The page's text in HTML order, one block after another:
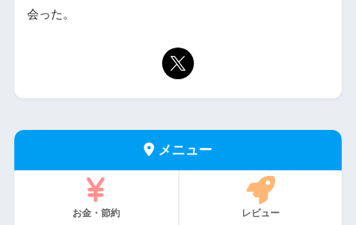
会った。
メニュー
お金・節約 レビュー